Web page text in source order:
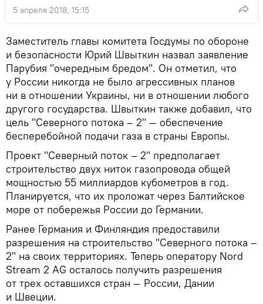
5 апреля 2018, 15:15
Заместитель главы комитета Госдумы по обороне
и безопасности Юрий Швыткин назвал заявление
Парубия "очередным бредом". Он отметил, что
у России никогда не было агрессивных планов
ни в отношении Украины, ни в отношении любого
другого государства. Швыткин также добавил, что
цель "Северного потока – 2" — обеспечение
бесперебойной подачи газа в страны Европы.
Проект "Северный поток – 2" предполагает
строительство двух ниток газопровода общей
мощностью 55 миллиардов кубометров в год.
Планируется, что их проложат через Балтийское
море от побережья России до Германии.
Ранее Германия и Финляндия предоставили
разрешения на строительство "Северного потока –
2" на своих территориях. Теперь оператору Nord
Stream 2 AG осталось получить разрешения
от трех оставшихся стран — России, Дании
и Швеции.